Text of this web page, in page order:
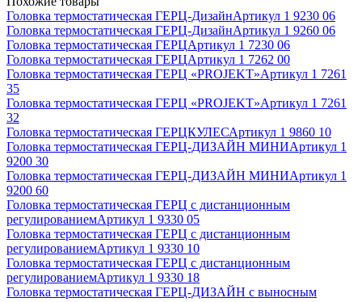
Головка термостатическая ГЕРЦ-ДизайнАртикул 1 9230 06
Головка термостатическая ГЕРЦ-ДизайнАртикул 1 9260 06
Головка термостатическая ГЕРЦАртикул 1 7230 06
Головка термостатическая ГЕРЦАртикул 1 7262 00
Головка термостатическая ГЕРЦ «PROJEKT»Артикул 1 7261
35
Головка термостатическая ГЕРЦ «PROJEKT»Артикул 1 7261
32
Головка термостатическая ГЕРЦКУЛЕСАртикул 1 9860 10
Головка термостатическая ГЕРЦ-ДИЗАЙН МИНИАртикул 1
9200 30
Головка термостатическая ГЕРЦ-ДИЗАЙН МИНИАртикул 1
9200 60
Головка термостатическая ГЕРЦ с дистанционным
регулированиемАртикул 1 9330 05
Головка термостатическая ГЕРЦ с дистанционным
регулированиемАртикул 1 9330 10
Головка термостатическая ГЕРЦ с дистанционным
регулированиемАртикул 1 9330 18
Головка термостатическая ГЕРЦ-ДИЗАЙН с выносным